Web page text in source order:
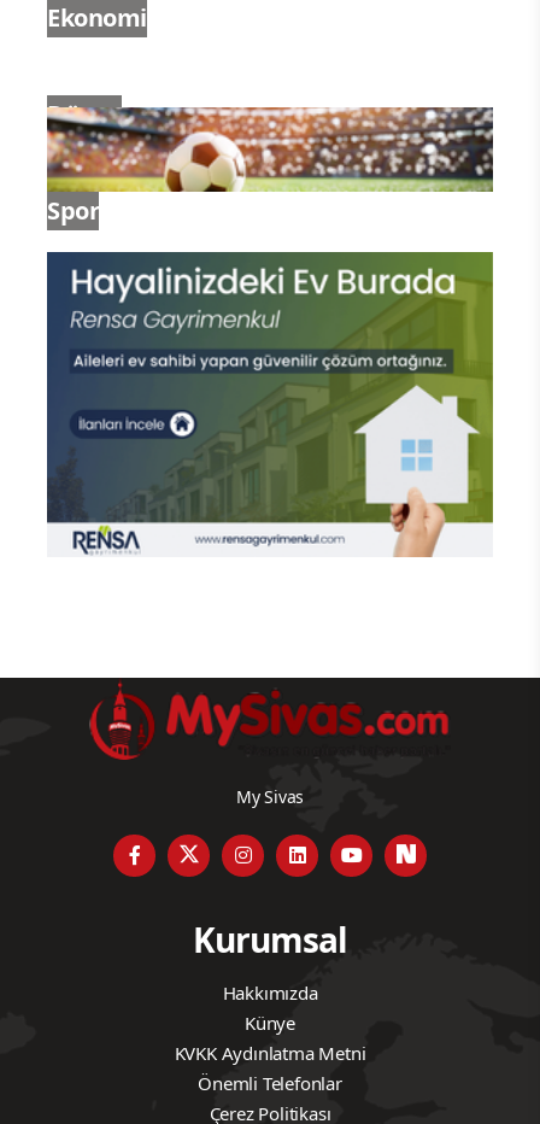
Ekonomi
Dünya
Spor
My Sivas
Kurumsal
Hakkımızda
Künye
KVKK Aydınlatma Metni
Önemli Telefonlar
Çerez Politikası